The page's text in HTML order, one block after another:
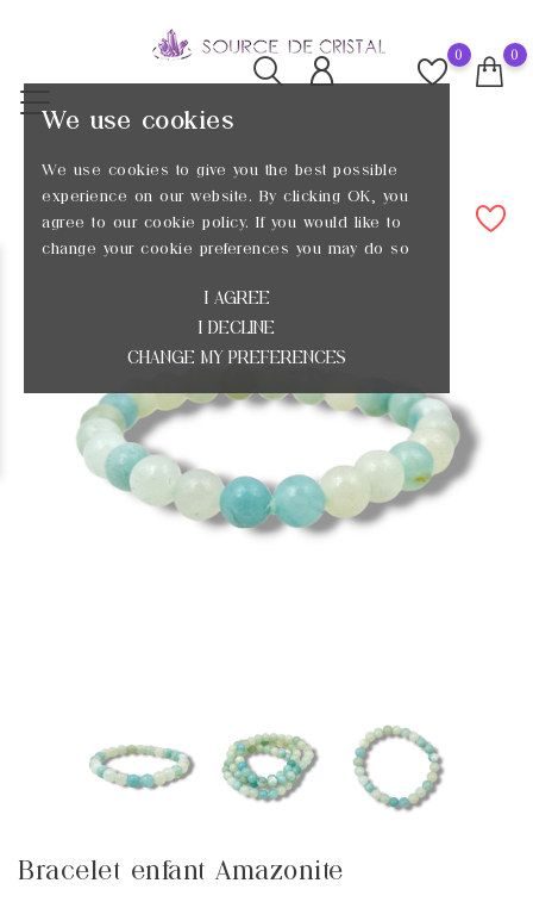
We use cookies
We use cookies to give you the best possible
experience on our website. By clicking OK, you
agree to our cookie policy. If you would like to
change your cookie preferences you may do so
I AGREE
I DECLINE
CHANGE MY PREFERENCES
0
0
Bracelet enfant Amazonite